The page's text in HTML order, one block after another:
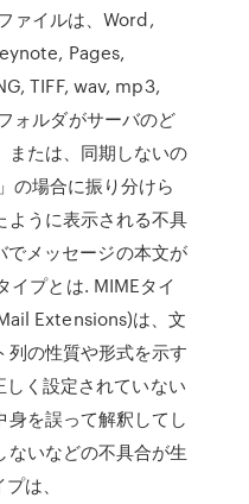
ァイルは、Word,
Pages,
TIFF, wav, mp3,
ォルダがサーバのど
または、同期しないの
の場合に振り分けら
ように表示される不具
でメッセージの本文が
イプとは. MIMEタイ
Extensions)は、文
の性質や形式を示す
く設定されていない
を誤って解釈してし
ないなどの不具合が生
は、